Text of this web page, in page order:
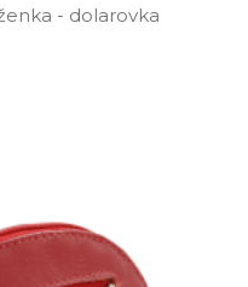
­- dolarovka